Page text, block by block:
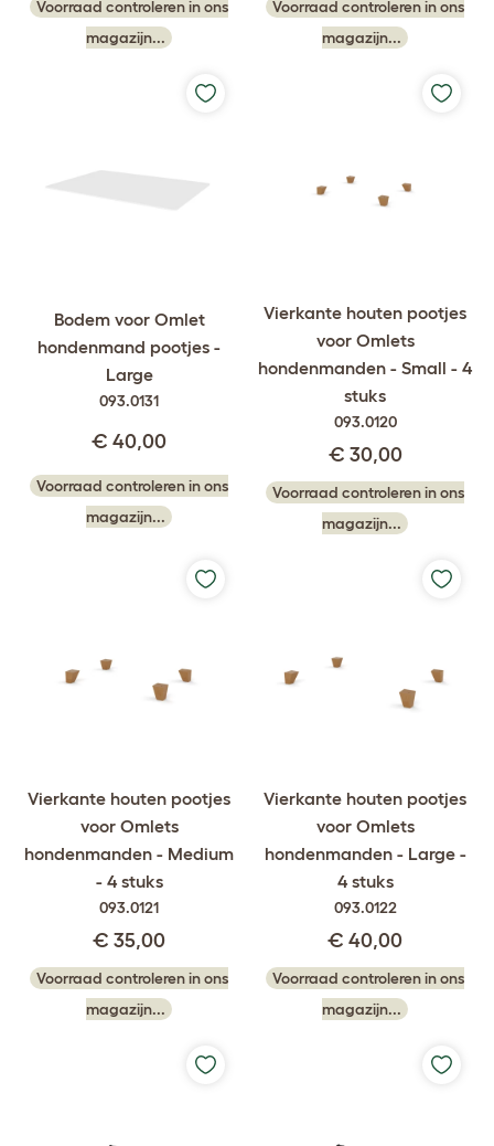
Voorraad controleren in ons
magazijn...
Voorraad controleren in ons
magazijn...
Bodem voor Omlet
hondenmand pootjes -
Large
093.0131
€ 40,00
Voorraad controleren in ons
magazijn...
Vierkante houten pootjes
voor Omlets
hondenmanden - Small - 4
stuks
093.0120
€ 30,00
Voorraad controleren in ons
magazijn...
Vierkante houten pootjes
voor Omlets
hondenmanden - Medium
- 4 stuks
093.0121
€ 35,00
Voorraad controleren in ons
magazijn...
Vierkante houten pootjes
voor Omlets
hondenmanden - Large -
4 stuks
093.0122
€ 40,00
Voorraad controleren in ons
magazijn...